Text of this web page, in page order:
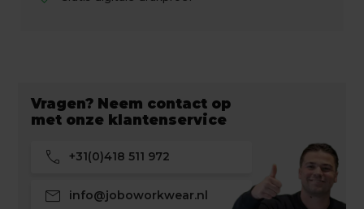
Vragen? Neem contact op
met onze klantenservice
call +31(0)418 511 972
mail info@joboworkwear.nl